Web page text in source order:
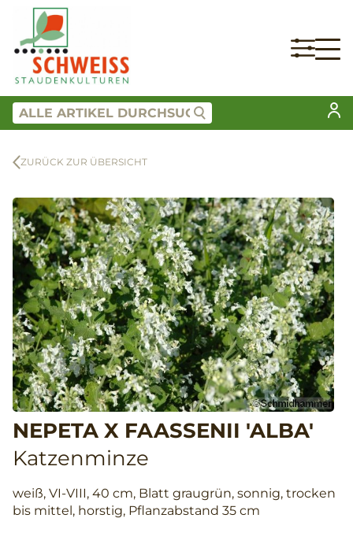
ZURÜCK ZUR ÜBERSICHT
NEPETA X FAASSENII 'ALBA'
Katzenminze
weiß, VI-VIII, 40 cm, Blatt graugrün, sonnig, trocken
bis mittel, horstig, Pflanzabstand 35 cm